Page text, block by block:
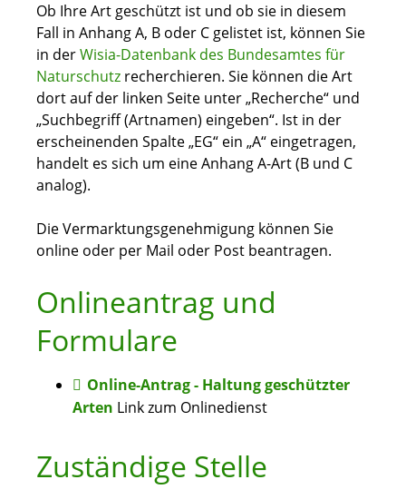
Ob Ihre Art geschützt ist und ob sie in diesem
Fall in Anhang A, B oder C gelistet ist, können Sie
in derWisia-Datenbank des Bundesamtes für
Naturschutz recherchieren. Sie können die Art
dort auf der linken Seite unter „Recherche“ und
„Suchbegriff (Artnamen) eingeben“. Ist in der
erscheinenden Spalte „EG“ ein „A“ eingetragen,
handelt es sich um eine Anhang A-Art (B und C
analog).
Die Vermarktungsgenehmigung können Sie
online oder per Mail oder Post beantragen.
Onlineantrag und
Formulare
Online-Antrag - Haltung geschützter
Arten Link zum Onlinedienst
Zuständige Stelle